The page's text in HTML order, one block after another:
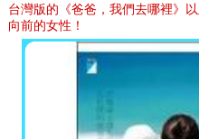
台灣版的《爸爸，我們去哪裡》
向前的女性！